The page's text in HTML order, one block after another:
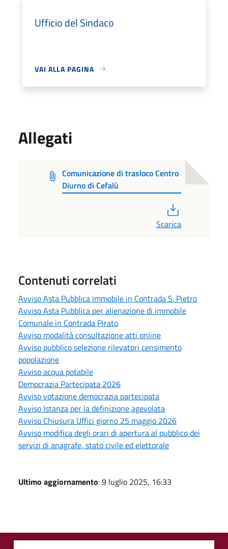
Ufficio del Sindaco
VAI ALLA PAGINA
Allegati
Comunicazione di trasloco Centro
Diurno di Cefalù
Scarica
Contenuti correlati
Avviso Asta Pubblica immobile in Contrada S. Pietro
Avviso Asta Pubblica per alienazione di immobile
Comunale in Contrada Pirato
Avviso modalità consultazione atti online
Avviso pubblico selezione rilevatori censimento
popolazione
Avviso acqua potabile
Democrazia Partecipata 2026
Avviso votazione democrazia partecipata
Avviso Istanza per la definizione agevolata
Avviso Chiusura Uffici giorno 25 maggio 2026
Avviso modifica degli orari di apertura al pubblico dei
servizi di anagrafe, stato civile ed elettorale
Ultimo aggiornamento: 9 luglio 2025, 16:33